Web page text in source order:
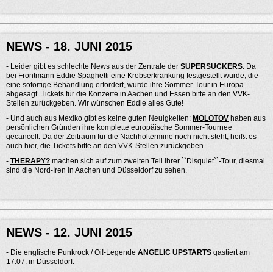
NEWS - 18. JUNI 2015
- Leider gibt es schlechte News aus der Zentrale der SUPERSUCKERS: Da
bei Frontmann Eddie Spaghetti eine Krebserkrankung festgestellt wurde, die
eine sofortige Behandlung erfordert, wurde ihre Sommer-Tour in Europa
abgesagt. Tickets für die Konzerte in Aachen und Essen bitte an den VVK-
Stellen zurückgeben. Wir wünschen Eddie alles Gute!
- Und auch aus Mexiko gibt es keine guten Neuigkeiten: MOLOTOV haben aus
persönlichen Gründen ihre komplette europäische Sommer-Tournee
gecancelt. Da der Zeitraum für die Nachholtermine noch nicht steht, heißt es
auch hier, die Tickets bitte an den VVK-Stellen zurückgeben.
- THERAPY? machen sich auf zum zweiten Teil ihrer ``Disquiet``-Tour, diesmal
sind die Nord-Iren in Aachen und Düsseldorf zu sehen.
NEWS - 12. JUNI 2015
- Die englische Punkrock / Oi!-Legende ANGELIC UPSTARTS gastiert am
17.07. in Düsseldorf.